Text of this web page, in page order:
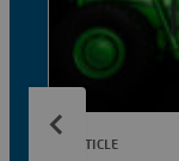
ARTICLE